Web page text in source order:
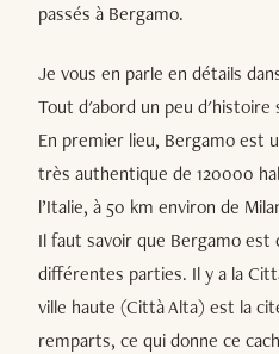
passés à Bergamo.
Je vous en parle en détails
Tout d'abord un peu d'histoire
En premier lieu, Bergamo est
très authentique de 120000
l’Italie, à 50 km environ de
Il faut savoir que Bergamo est
différentes parties. Il y a la
ville haute (Città Alta) est la
remparts, ce qui donne ce